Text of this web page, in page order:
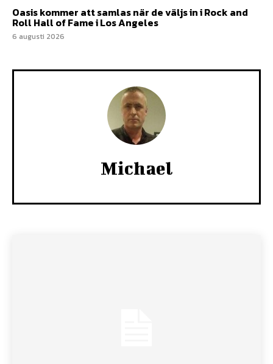
Oasis kommer att samlas när de väljs in i Rock and
Roll Hall of Fame i Los Angeles
6 augusti 2026
Michael